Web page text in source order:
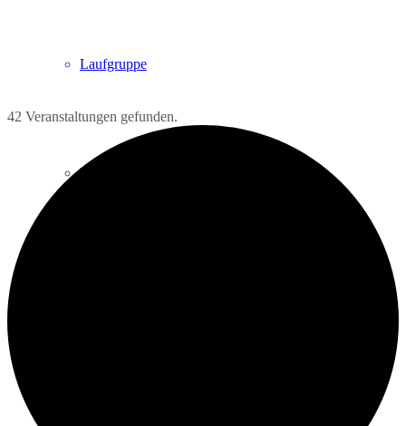
Laufgruppe
Matridu
42 Veranstaltungen gefunden.